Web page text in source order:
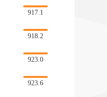
917.1
918.2
923.0
923.6